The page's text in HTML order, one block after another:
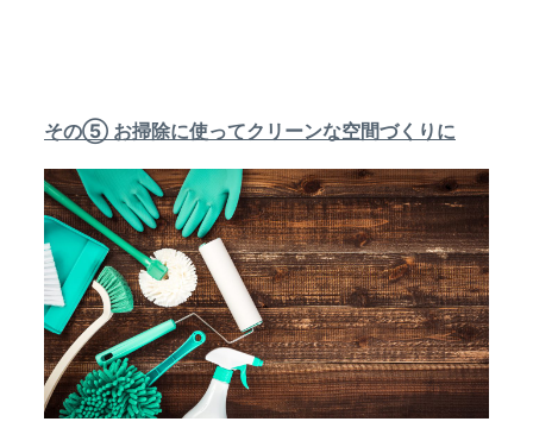
その⑤ お掃除に使ってクリーンな空間づくりに